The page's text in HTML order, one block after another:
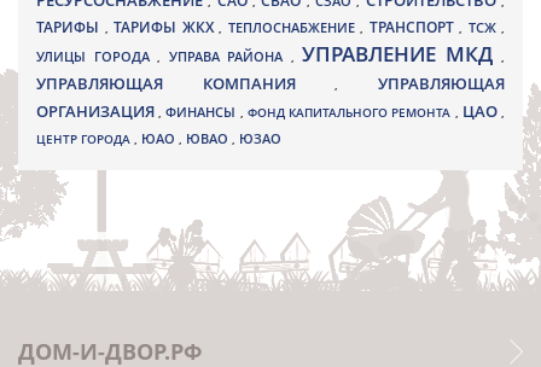
ТАРИФЫ , ТАРИФЫ ЖКХ , ТЕПЛОСНАБЖЕНИЕ , ТРАНСПОРТ , ТСЖ ,
УЛИЦЫ ГОРОДА , УПРАВА РАЙОНА , УПРАВЛЕНИЕ МКД ,
УПРАВЛЯЮЩАЯ КОМПАНИЯ,УПРАВЛЯЮЩАЯ
ОРГАНИЗАЦИЯ,ФИНАНСЫ , ФОНД КАПИТАЛЬНОГО РЕМОНТА , ЦАО,
ЦЕНТР ГОРОДА , ЮАО , ЮВАО , ЮЗАО
ДОМ-И-ДВОР.РФ